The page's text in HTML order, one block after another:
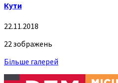
Кути
22.11.2018
22 зображень
Більше галерей